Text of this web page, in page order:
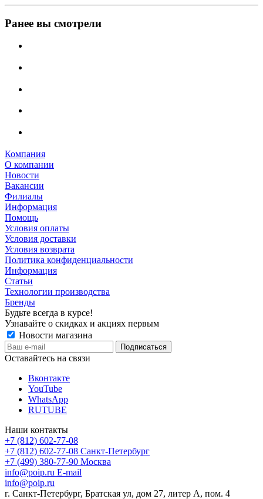
Ранее вы смотрели
Компания
О компании
Новости
Вакансии
Филиалы
Информация
Помощь
Условия оплаты
Условия доставки
Условия возврата
Политика конфиденциальности
Информация
Статьи
Технологии производства
Бренды
Будьте всегда в курсе!
Узнавайте о скидках и акциях первым
Новости магазина
Оставайтесь на связи
Вконтакте
YouTube
WhatsApp
RUTUBE
Наши контакты
+7 (812) 602-77-08
+7 (812) 602-77-08 Санкт-Петербург
+7 (499) 380-77-90 Москва
info@poip.ru E-mail
info@poip.ru
г. Санкт-Петербург, Братская ул, дом 27, литер А, пом. 4